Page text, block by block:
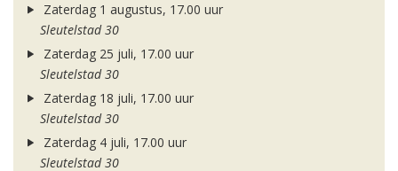
Zaterdag 1 augustus, 17.00 uur
Sleutelstad 30
Zaterdag 25 juli, 17.00 uur
Sleutelstad 30
Zaterdag 18 juli, 17.00 uur
Sleutelstad 30
Zaterdag 4 juli, 17.00 uur
Sleutelstad 30